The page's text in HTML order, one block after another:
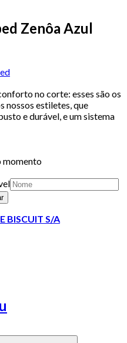
Zenôa Azul
no corte: esses são os
nossos estiletes, que
e durável, e um sistema
momento
BISCUIT S/A